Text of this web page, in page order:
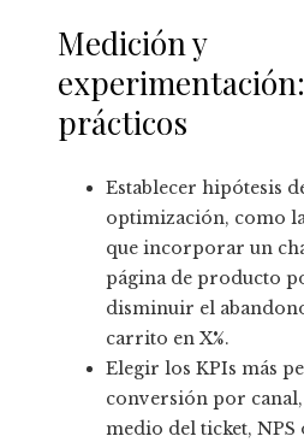
Medición y
prácticos
Establecer hipótesis
optimización, como
que incorporar un
página de producto
disminuir el
carrito en X%.
Elegir los KPIs más
conversión por
medio del ticket, NPS